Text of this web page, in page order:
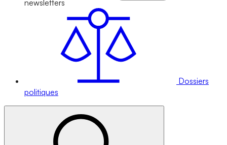
newsletters
Dossiers
politiques